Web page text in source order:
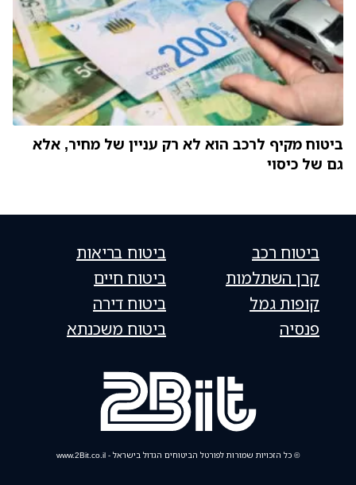
ביטוח מקיף לרכב הוא לא רק עניין של מחיר, אלא
גם של כיסוי
ביטוח רכב
קרן השתלמות
קופות גמל
פנסיה
ביטוח בריאות
ביטוח חיים
ביטוח דירה
ביטוח משכנתא
© כל הזכויות שמורות לפורטל הביטוחים הגדול בישראל - www.2Bit.co.il